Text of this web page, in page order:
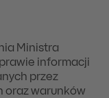
Ministra
informacji
przez
oraz warunków